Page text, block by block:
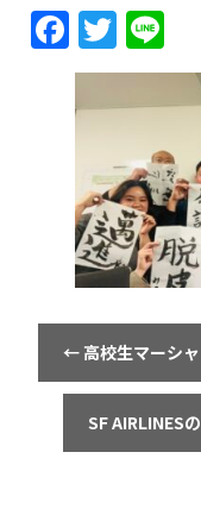
F
a
c
b
o
o
k
T
w
itt
er
n
e
← 高校生マーシ
SF AIRLINES